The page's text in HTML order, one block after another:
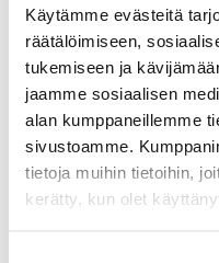
Käytämme evästeitä
räätälöimiseen,
tukemiseen ja
jaamme sosiaalisen
alan kumppaneillemme
sivustoamme.
tietoja muihin tietoihin,
kerätty, kun olet
ARE:en, kun toimin
urakassa niin
toimi
”Ensimmäinen
siirryin vasta
kautta Tekmannille
yritysoston myötä